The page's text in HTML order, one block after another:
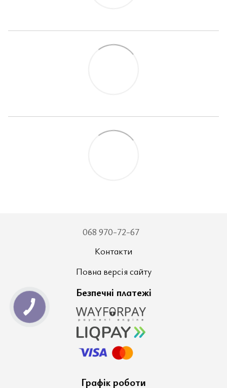
068 970-72-67
Контакти
Повна версія сайту
Безпечні платежі
Графік роботи